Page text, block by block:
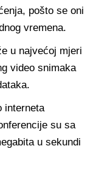
pošto se oni
vremena.
u najvećoj mjeri
video snimaka
interneta
su sa
u sekundi